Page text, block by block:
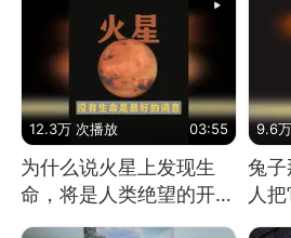
12.3万 次播放 03:55
为什么说火星上发现生
命，将是人类绝望的开
始？
9.6
兔
人